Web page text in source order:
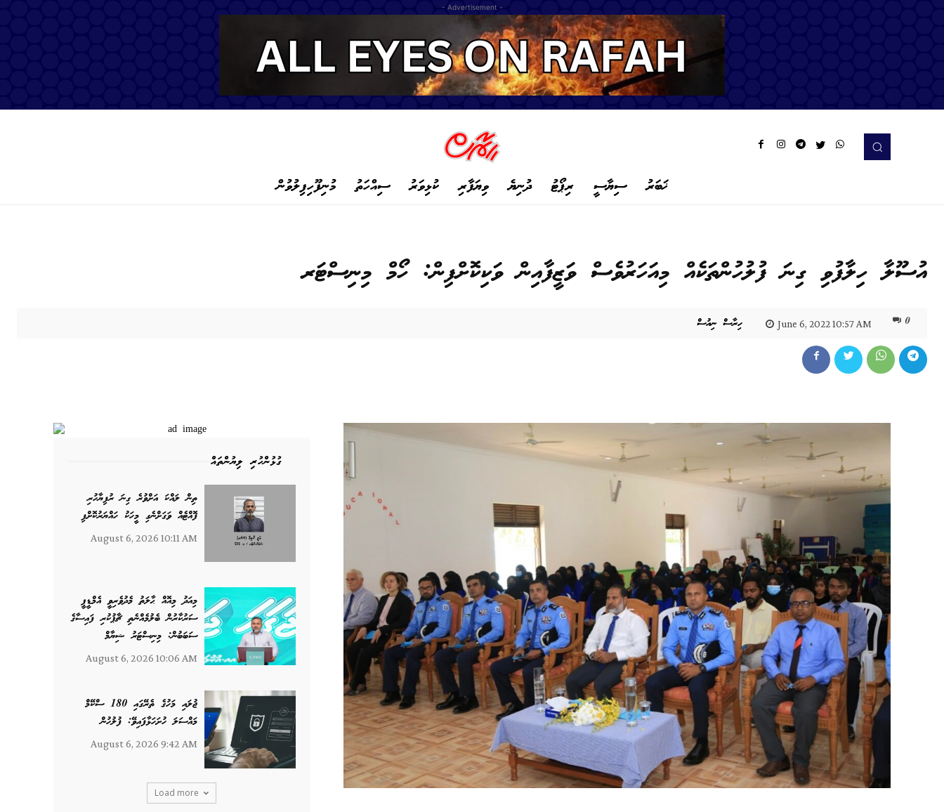
- Advertisement -
މުނިފޫހިފިލުވުން ސިއްހަތު ކުޅިވަރު ވިޔަފާރި ދުނިޔެ ރިޕޯޓު ސިޔާސީ ޚަބަރު
އުސޫލާ ހިލާފުވި ގިނަ ފުލުހުންތަކެއް މިއަހަރުވެސް ވަޒީފާއިން ވަކިކޮށްފިން: ހޯމް މިނިސްޓަރ
ހިރާސް ނިއުސް June 6, 2022 10:57 AM 0
ގުޅުންހުރި ލިޔުންތައް
ތިން ލައްކަ އަށްވުރެ ގިނަ ރުފިޔާހުރި
ފޮއްޓެއް ވަގަށްނެގި މީހަކު ހައްޔަރުކޮށްފި
August 6, 2026 10:11 AM
މިއަދު މިއޮއް ޙާލަތު މެދުވެރިވީ އެމްޑީޕީ
ސަރުކާރުން ބެލުމެއްނެތި ޗާޕުކުރި ފައިސާގެ
ސަބަބުން: މިނިސްޓަރު ޝިޔާމް
August 6, 2026 10:06 AM
ޖުލައި މަހުގެ ތެރޭގައި 180 ސްކޭމް
މައްސަލަ ހުށަހަޅާފައިވޭ: ފުލުހުން
August 6, 2026 9:42 AM
Load more